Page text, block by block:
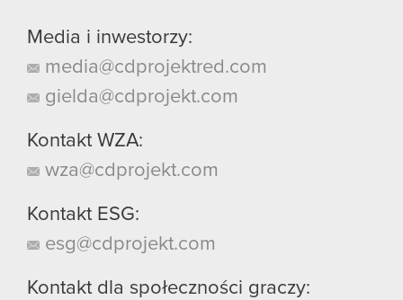
Media i inwestorzy:
media@cdprojektred.com
gielda@cdprojekt.com
Kontakt WZA:
wza@cdprojekt.com
Kontakt ESG:
esg@cdprojekt.com
Kontakt dla społeczności graczy: